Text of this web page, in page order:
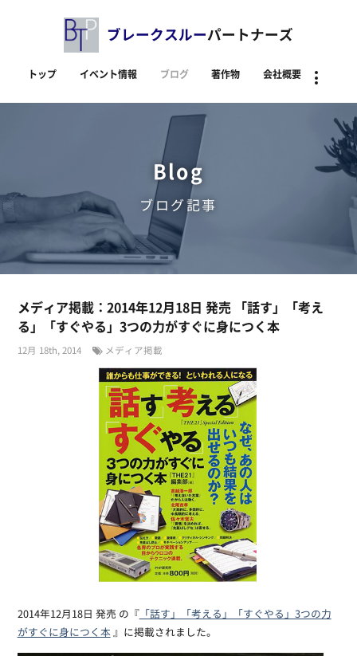
ブレークスルーパートナーズ
トップ イベント情報 ブログ 著作物 会社概要
Blog
ブログ記事
メディア掲載：2014年12月18日 発売 「話す」「考え
る」「すぐやる」3つの力がすぐに身につく本
12月 18th, 2014 メディア掲載
2014年12月18日 発売 の『 「話す」「考える」「すぐやる」3つの力
がすぐに身につく本』に掲載されました。